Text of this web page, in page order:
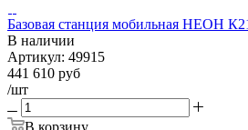
Базовая станция мобильная НЕОН
В наличии
Артикул: 49915
441 610 руб
/шт
В корзину